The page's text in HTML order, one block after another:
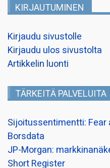
KIRJAUTUMINEN
Kirjaudu sivustolle
Kirjaudu ulos sivustolta
Artikkelin luonti
TÄRKEITÄ PALVELUITA
Sijoitussentimentti: Fear
Borsdata
JP-Morgan:
Short Register